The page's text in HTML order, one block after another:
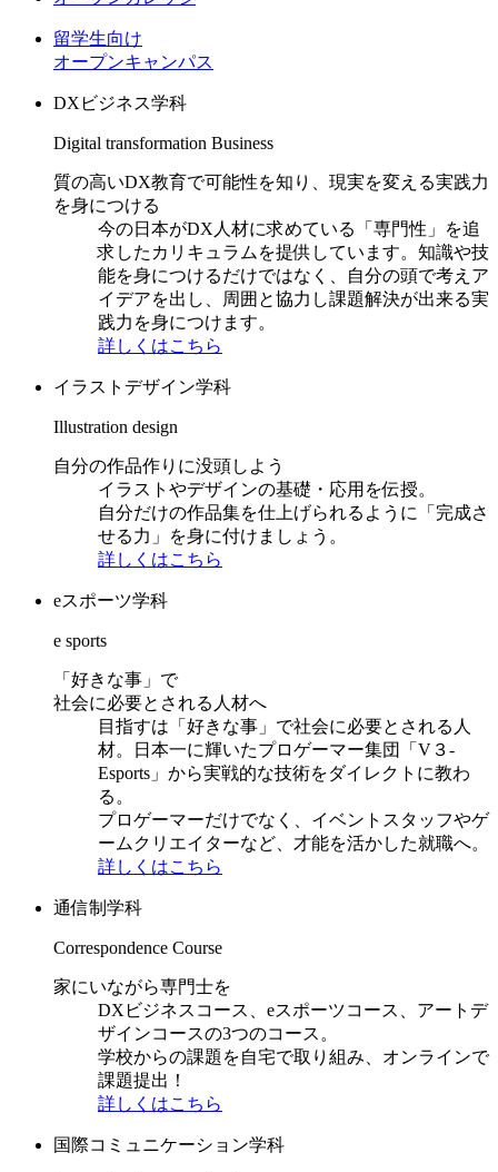
留学生向け
オープンキャンパス
DXビジネス学科
Digital transformation Business
質の高いDX教育で可能性を知り、現実を変える実践力
を身につける
今の日本がDX人材に求めている「専門性」を追
求したカリキュラムを提供しています。知識や技
能を身につけるだけではなく、自分の頭で考えア
イデアを出し、周囲と協力し課題解決が出来る実
践力を身につけます。
詳しくはこちら
イラストデザイン学科
Illustration design
自分の作品作りに没頭しよう
イラストやデザインの基礎・応用を伝授。
自分だけの作品集を仕上げられるように「完成さ
せる力」を身に付けましょう。
詳しくはこちら
eスポーツ学科
e sports
「好きな事」で
社会に必要とされる人材へ
目指すは「好きな事」で社会に必要とされる人
材。日本一に輝いたプロゲーマー集団「V３-
Esports」から実戦的な技術をダイレクトに教わ
る。
プロゲーマーだけでなく、イベントスタッフやゲ
ームクリエイターなど、才能を活かした就職へ。
詳しくはこちら
通信制学科
Correspondence Course
家にいながら専門士を
DXビジネスコース、eスポーツコース、アートデ
ザインコースの3つのコース。
学校からの課題を自宅で取り組み、オンラインで
課題提出！
詳しくはこちら
国際コミュニケーション学科